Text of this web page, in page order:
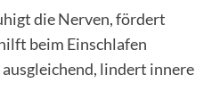
die Nerven, fördert
beim Einschlafen
lindert innere